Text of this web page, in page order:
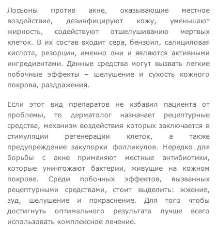
Лосьоны против акне, оказывающие местное
воздействие, дезинфицируют кожу, уменьшают
жирность, содействуют отшелушиванию мертвых
клеток. В их состав входит сера, бензоил, салициловая
кислота, резорцин, именно они и являются активными
ингредиентами. Данные средства могут вызвать легкие
побочные эффекты – шелушение и сухость кожного
покрова, раздражения.
Если этот вид препаратов не избавил пациента от
проблемы, то дерматолог назначает рецептурные
средства, механизм воздействия которых заключается в
стимуляции регенерации клеток, а также
предупреждение закупорки фолликулов. Нередко для
борьбы с акне применяют местные антибиотики,
которые уничтожают бактерии, живущие на кожном
покрове. Среди побочных эффектов, вызванных
рецептурными средствами, стоит выделить: жжение,
зуд, шелушение и покраснение. Для того чтобы
достигнуть оптимального результата лучше всего
использовать комплексное лечение.